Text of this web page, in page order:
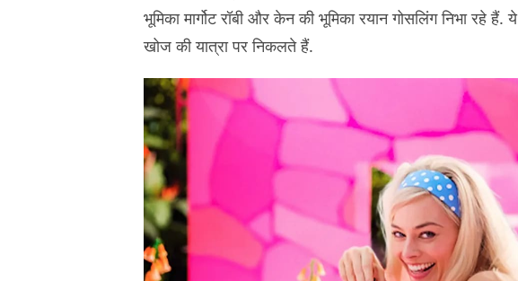
भूमिका मार्गोट रॉबी और केन की भूमिका रयान गोसलिंग निभा रहे हैं.
खोज की यात्रा पर निकलते हैं.